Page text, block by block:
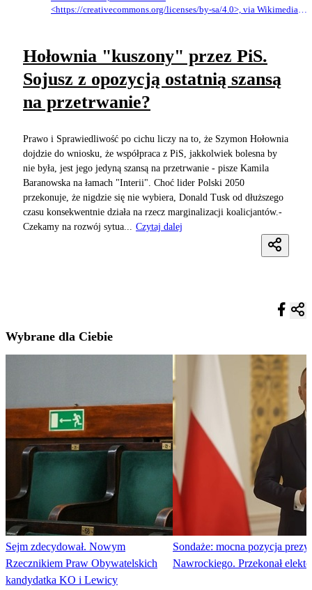
<https://creativecommons.org/licenses/by-sa/4.0>, via Wikimedia
Hołownia "kuszony" przez PiS.
Sojusz z opozycją ostatnią szansą
na przetrwanie?
Prawo i Sprawiedliwość po cichu liczy na to, że Szymon Hołownia
dojdzie do wniosku, że współpraca z PiS, jakkolwiek bolesna by
nie była, jest jego jedyną szansą na przetrwanie - pisze Kamila
Baranowska na łamach "Interii". Choć lider Polski 2050
przekonuje, że nigdzie się nie wybiera, Donald Tusk od dłuższego
czasu konsekwentnie działa na rzecz marginalizacji koalicjantów.-
Czekamy na rozwój sytua...
Czytaj dalej
Wybrane dla Ciebie
Sejm zdecydował. Nowym
Rzecznikiem Praw Obywatelskich
kandydatka KO i Lewicy
Sondaże: mocna pozycja
Nawrockiego. Przekonał